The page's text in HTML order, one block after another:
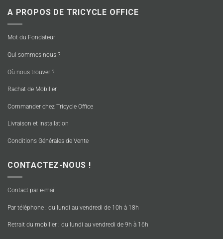
A PROPOS DE TRICYCLE OFFICE
Mot du Fondateur
Qui sommes nous ?
Où nous trouver ?
Rachat de Mobilier
Commander chez Tricycle Office
Livraison et installation
Conditions Générales de Vente
CONTACTEZ-NOUS !
Contact par e-mail
Par téléphone : du lundi au vendredi de 10h à 18h
Retrait du mobilier : du lundi au vendredi de 9h à 16h